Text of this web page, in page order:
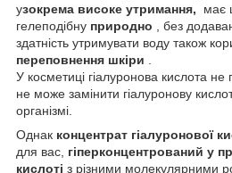
узокрема високе утримання, має
гелеподібну природно , без
здатність утримувати воду також
переповнення шкіри
У косметиці гіалуронова кислота
не може замінити гіалуронову
організмі.
Однак концентрат гіалуронової
для вас, гіперконцентрований у
кислоті з різними молекулярними